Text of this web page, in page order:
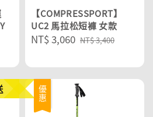
【COMPRESSPORT】
UC2 馬拉松短褲 女款
Sale
NT$ 3,060 Regular
NT$ 3,400
優惠